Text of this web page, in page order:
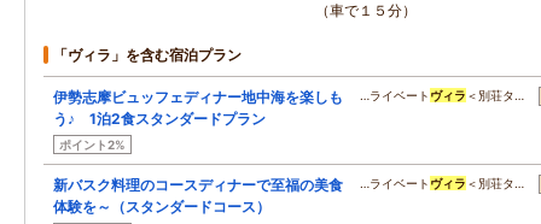
（車で１５分）
「ヴィラ」を含む宿泊プラン
伊勢志摩ビュッフェディナー地中海を楽しも
う♪ 1泊2食スタンダードプラン
ポイント2%
…ライベート ヴィラ ＜別荘タ…
新バスク料理のコースディナーで至福の美食
体験を～（スタンダードコース）
…ライベート ヴィラ ＜別荘タ…